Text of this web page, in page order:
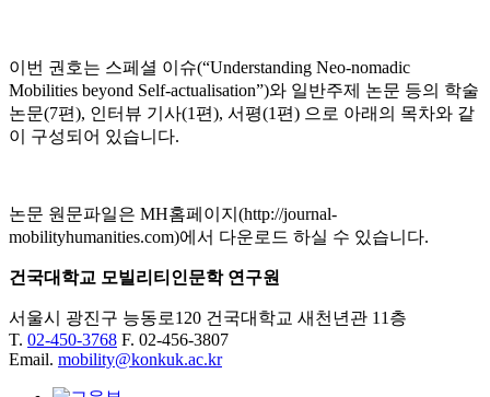
이번 권호는 스페셜 이슈(“Understanding Neo-nomadic
Mobilities beyond Self-actualisation”)와 일반주제 논문 등의 학술
논문(7편), 인터뷰 기사(1편), 서평(1편) 으로 아래의 목차와 같
이 구성되어 있습니다.
논문 원문파일은 MH홈페이지(http://journal-
mobilityhumanities.com)에서 다운로드 하실 수 있습니다.
건국대학교 모빌리티인문학 연구원
서울시 광진구 능동로120 건국대학교 새천년관 11층
T. 02-450-3768 F. 02-456-3807
Email. mobility@konkuk.ac.kr